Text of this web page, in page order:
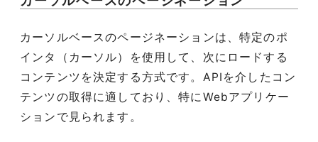
カーソルベースのページネーションは、特定のポ
インタ（カーソル）を使用して、次にロードする
コンテンツを決定する方式です。APIを介したコン
テンツの取得に適しており、特にWebアプリケー
ションで見られます。